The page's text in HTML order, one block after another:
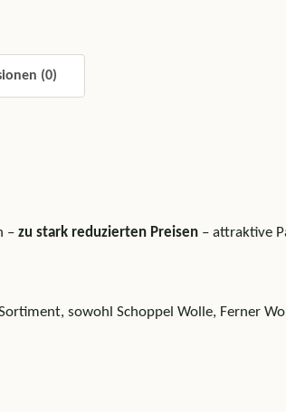
(0)
– zu stark reduzierten Preisen – attraktive
sowohl Schoppel Wolle, Ferner